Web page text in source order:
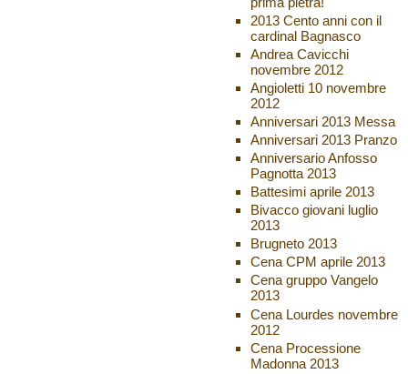
2013 Cento anni con il
cardinal Bagnasco
Andrea Cavicchi
novembre 2012
Angioletti 10 novembre
2012
Anniversari 2013 Messa
Anniversari 2013 Pranzo
Anniversario Anfosso
Pagnotta 2013
Battesimi aprile 2013
Bivacco giovani luglio
2013
Brugneto 2013
Cena CPM aprile 2013
Cena gruppo Vangelo
2013
Cena Lourdes novembre
2012
Cena Processione
Madonna 2013